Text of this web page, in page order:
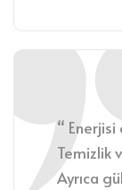
“
Temizlik
Ayrıca